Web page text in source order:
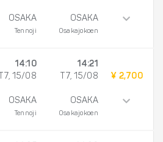
OSAKA
Tennoji
OSAKA
Osakajokoen
14:10
T7, 15/08
OSAKA
Tennoji
14:21
T7, 15/08
OSAKA
Osakajokoen
¥ 2,700